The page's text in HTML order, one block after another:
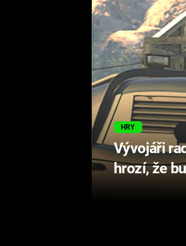
HRY
Vývojáři
hrozí, že